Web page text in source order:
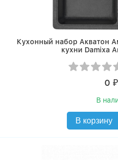
Кухонный набор Акватон
кухни Damixa
0 ₽
В
В корзину